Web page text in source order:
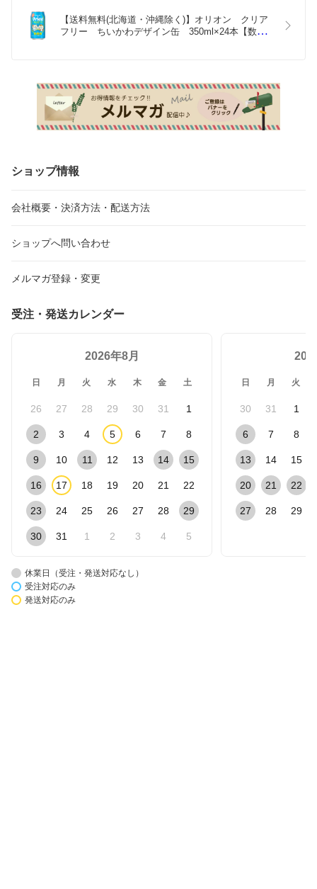
【送料無料(北海道・沖縄除く)】オリオン　クリア
フリー　ちいかわデザイン缶　350ml×24本【数量
ショップ情報
会社概要・決済方法・配送方法
ショップへ問い合わせ
メルマガ登録・変更
受注・発送カレンダー
2026年8月
日 月 火 水 木 金 土
26 27 28 29 30 31 1
2 3 4 5 6 7 8
9 10 11 12 13 14 15
16 17 18 19 20 21 22
23 24 25 26 27 28 29
30 31 1 2 3 4 5
日 月 火
30 31 1
6 7 8
13 14 15
20 21 22
27 28 29
休業日（受注・発送対応なし）
受注対応のみ
発送対応のみ